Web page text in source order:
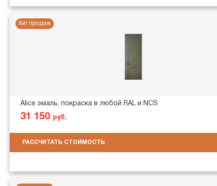
Хит продаж
Alice эмаль, покраска в любой RAL и NCS
31 150 руб.
РАССЧИТАТЬ СТОИМОСТЬ